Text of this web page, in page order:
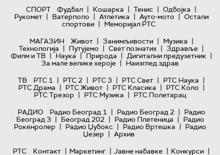
СПОРТ
Фудбал | Кошарка | Тенис | Одбојка |
Рукомет | Ватерполо | Атлетика | Ауто-мото | Остали
спортови | Меморијал РТС
МАГАЗИН
Живот | Занимљивости | Музика |
Технологијa | Путујемо | Свет познатих | Здравље |
Филм и ТВ | Наука | Природа | Дигитални предузетник |
За мале велике хероје | Наизглед здрав
ТВ
РТС 1 | РТС 2 | РТС 3 | РТС Свет | РТС Наука |
РТС Драма | РТС Живот | РТС Класика | РТС Коло |
РТС Трезор | РТС Музика | РТС Полетарац
РАДИО
Радио Београд 1 | Радио Београд 2 | Радио
Београд 3 | Београд 202 | Радио Плетеница | Радио
Рокенролер | Радио Џубокс | Радио Вртешка | Радио
Џезер | Архив
РТС
Контакт | Маркетинг | Јавне набавке | Конкурси |